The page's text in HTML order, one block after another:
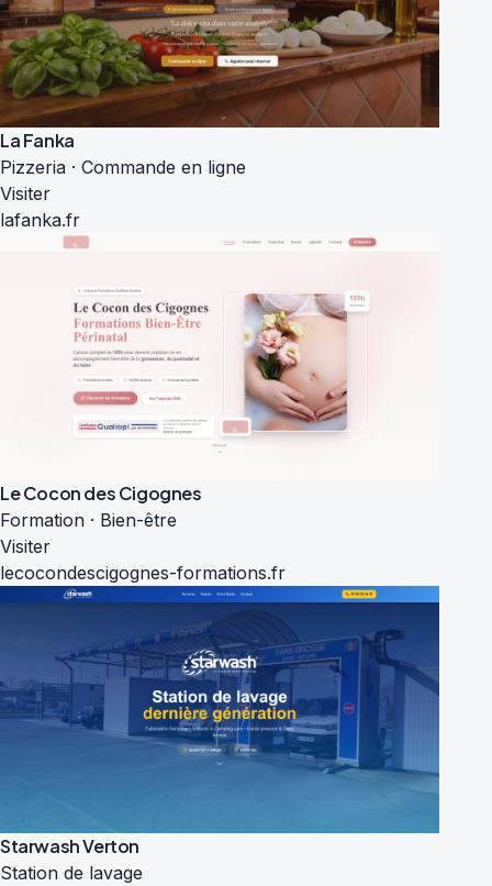
La Fanka
Pizzeria · Commande en ligne
Visiter
lafanka.fr
Le Cocon des Cigognes
Formation · Bien-être
Visiter
lecocondescigognes-formations.fr
Starwash Verton
Station de lavage